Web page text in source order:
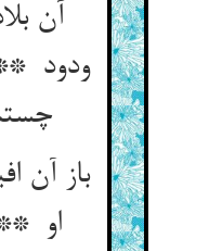
آن
ودود **
چستش کرده بود
باز آن
او **